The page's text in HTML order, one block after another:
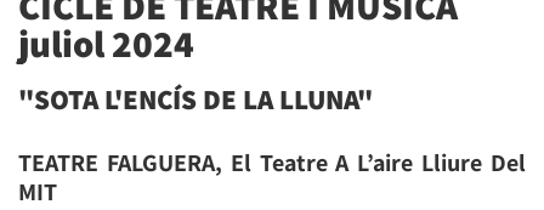
juliol 2024
"SOTA L'ENCÍS DE LA LLUNA"
TEATRE FALGUERA, El Teatre A L’aire Lliure Del
MIT